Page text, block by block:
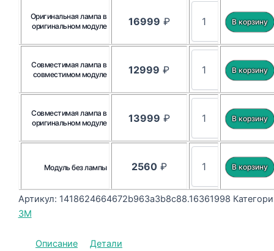
Оригинальная лампа в
оригинальном модуле
16999 ₽
Совместимая лампа в
совместимом модуле
12999 ₽
Совместимая лампа в
оригинальном модуле
13999 ₽
Модуль без лампы 2560₽
Артикул: 1418624664672b963a3b8c88.16361998
3M
Описание Детали